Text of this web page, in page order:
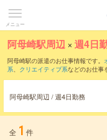
メニュー
阿母崎駅周辺 ×週4日
阿母崎駅の派遣のお仕事情報です。
系、 クリエイティブ系などのお仕事
阿母崎駅周辺 / 週4日勤務
全 1 件